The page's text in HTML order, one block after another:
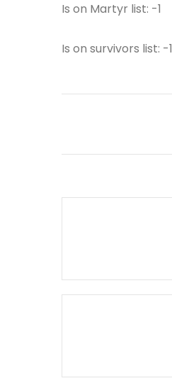
Is on Martyr list: -1
Is on survivors list: -1